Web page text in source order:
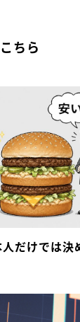
ちら
だけでは決